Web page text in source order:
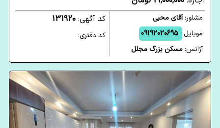
مشاور:آقای محبی
موبایل: 09192020695
آژانس:مسکن بزرگ مجلل
کد آگهی: 131920
کد دفتری: